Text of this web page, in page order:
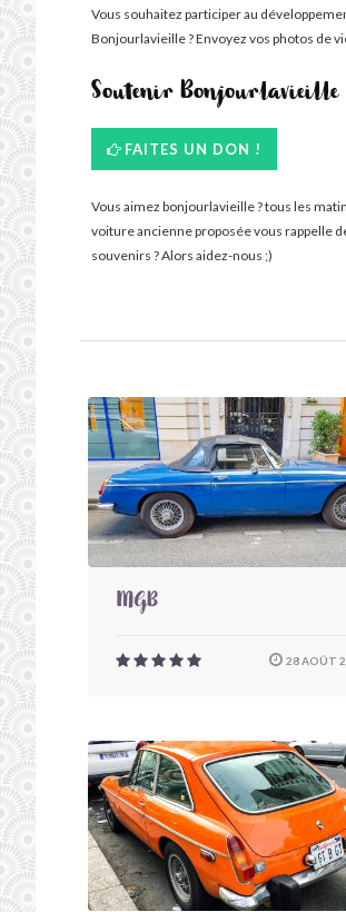
Vous souhaitez participer au
Bonjourlavieille ? Envoyez vos photos de
Soutenir Bonjourlavieille
FAITES UN DON !
Vous aimez bonjourlavieille ? tous les
voiture ancienne proposée vous rappelle
souvenirs ? Alors aidez-nous ;)
MGB
28 AOÛT